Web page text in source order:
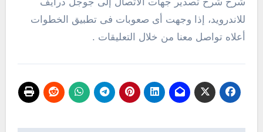
للاندرويد، إذا وجهت أى صعوبات فى تطبيق الخطوات
أعلاه تواصل معنا من خلال التعليقات .